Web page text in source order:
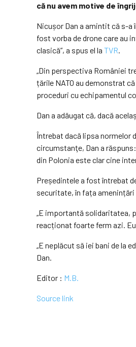
că nu avem motive de
Nicușor Dan a amintit că s-a
fost vorba de drone care au
clasică”, a spus el la TVR.
„Din perspectiva României
țările NATO au demonstrat
proceduri cu echipamentul
Dan a adăugat că, dacă
Întrebat dacă lipsa normelor
circumstanţe, Dan a
din Polonia este clar cine
Președintele a fost întrebat
securitate, în fața amenințări
„E importantă solidaritatea,
reacționat foarte ferm azi.
„E neplăcut să iei bani de la
Dan.
Editor : M.B.
Source link